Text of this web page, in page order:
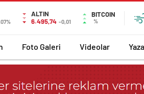
ALTIN
6.495,74 -0,01
BITCOIN
%
Foto Galeri Videolar